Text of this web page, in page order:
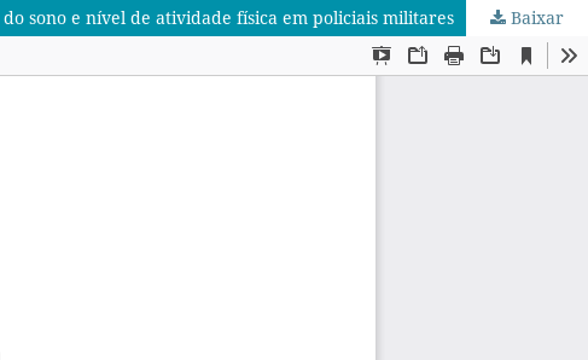
sono e nível de atividade física em policiais militares Baixar